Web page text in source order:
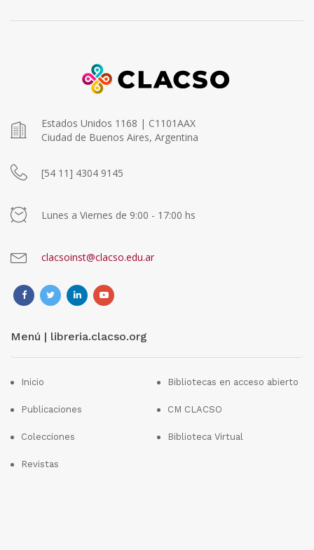
Estados Unidos 1168 | C1101AAX
Ciudad de Buenos Aires, Argentina
[54 11] 4304 9145
Lunes a Viernes de 9:00 - 17:00 hs
clacsoinst@clacso.edu.ar
Menú | libreria.clacso.org
Inicio
Publicaciones
Colecciones
Revistas
Bibliotecas en acceso abierto
CM CLACSO
Biblioteca Virtual